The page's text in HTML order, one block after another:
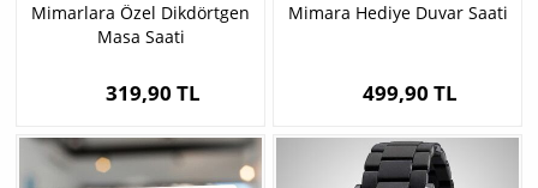
Mimarlara Özel Dikdörtgen
Masa Saati
319,90 TL
Mimara Hediye Duvar Saati
499,90 TL